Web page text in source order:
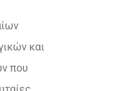
και
που